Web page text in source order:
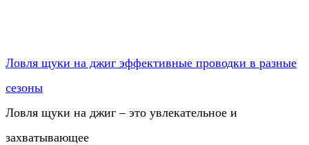
Ловля щуки на джиг эффективные проводки в разные
сезоны
Ловля щуки на джиг – это увлекательное и
захватывающее